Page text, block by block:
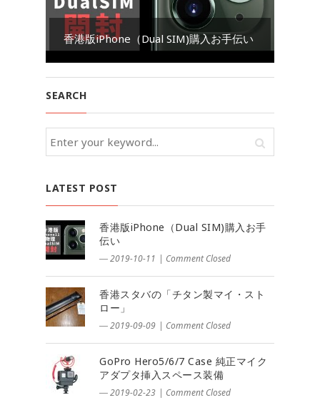
香港版iPhone（Dual SIM)購入お手伝い
SEARCH
LATEST POST
香港版iPhone（Dual SIM)購入お手
伝い
― 2019-10-11 | Comment Closed
香港スタバの「チタン製マイ・スト
ロー」
― 2019-09-09 | Comment Closed
GoPro Hero5/6/7 Case 純正マイク
アダプタ挿入スペース装備
― 2019-02-23 | Comment Closed